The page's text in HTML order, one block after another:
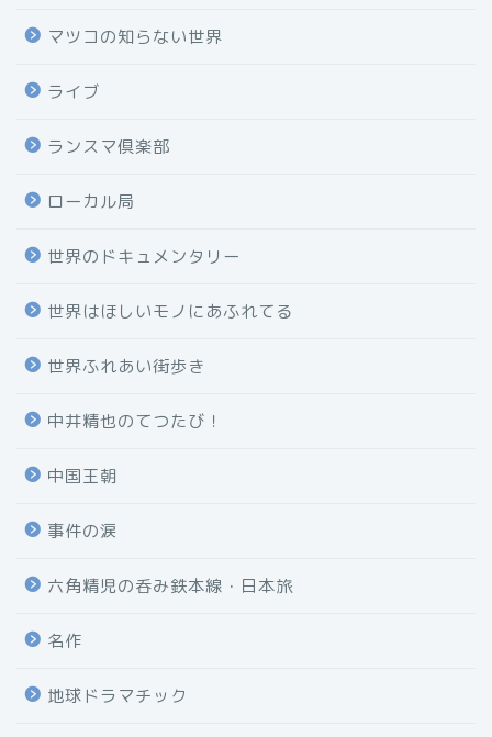
マツコの知らない世界
ライブ
ランスマ倶楽部
ローカル局
世界のドキュメンタリー
世界はほしいモノにあふれてる
世界ふれあい街歩き
中井精也のてつたび！
中国王朝
事件の涙
六角精児の呑み鉄本線・日本旅
名作
地球ドラマチック